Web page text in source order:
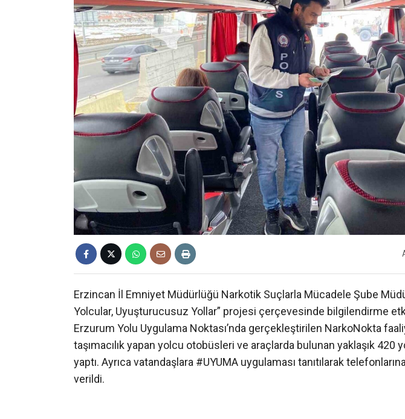
Erzincan İl Emniyet Müdürlüğü Narkotik Suçlarla Mücadele Şube
Yolcular, Uyuşturucusuz Yollar” projesi çerçevesinde bilgilendirme
Erzurum Yolu Uygulama Noktası’nda gerçekleştirilen NarkoNokta
taşımacılık yapan yolcu otobüsleri ve araçlarda bulunan yaklaşık 420
yaptı. Ayrıca vatandaşlara #UYUMA uygulaması tanıtılarak
verildi.